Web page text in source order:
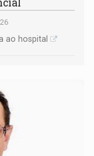
ao hospital